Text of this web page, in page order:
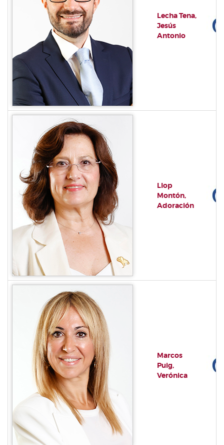
Lecha Tena,
Jesús
Antonio
Llop
Montón,
Adoración
Marcos
Puig,
Verónica